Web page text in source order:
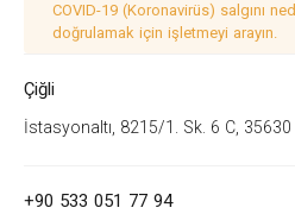
COVID-19 (Koronavirüs) salgını
doğrulamak için işletmeyi arayın.
Çiğli
İstasyonaltı, 8215/1. Sk. 6 C,
+90 533 051 77 94